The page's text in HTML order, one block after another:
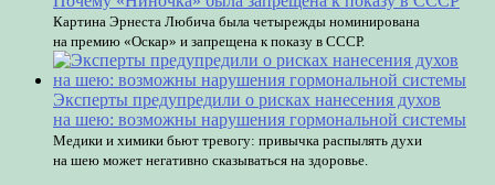
Картина Эрнеста Любича была четырежды номинирована
на премию «Оскар» и запрещена к показу в СССР.
Эксперты предупредили о рисках нанесения духов
на шею: возможны нарушения гормональной системы
Медики и химики бьют тревогу: привычка распылять духи
на шею может негативно сказываться на здоровье.